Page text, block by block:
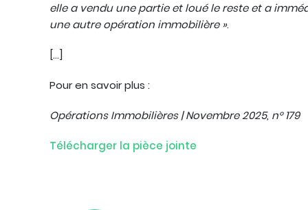
elle a vendu une partie et loué le reste et a
une autre opération immobilière ».
[…]
Pour en savoir plus :
Opérations Immobilières | Novembre 2025, n° 179
Télécharger la pièce jointe